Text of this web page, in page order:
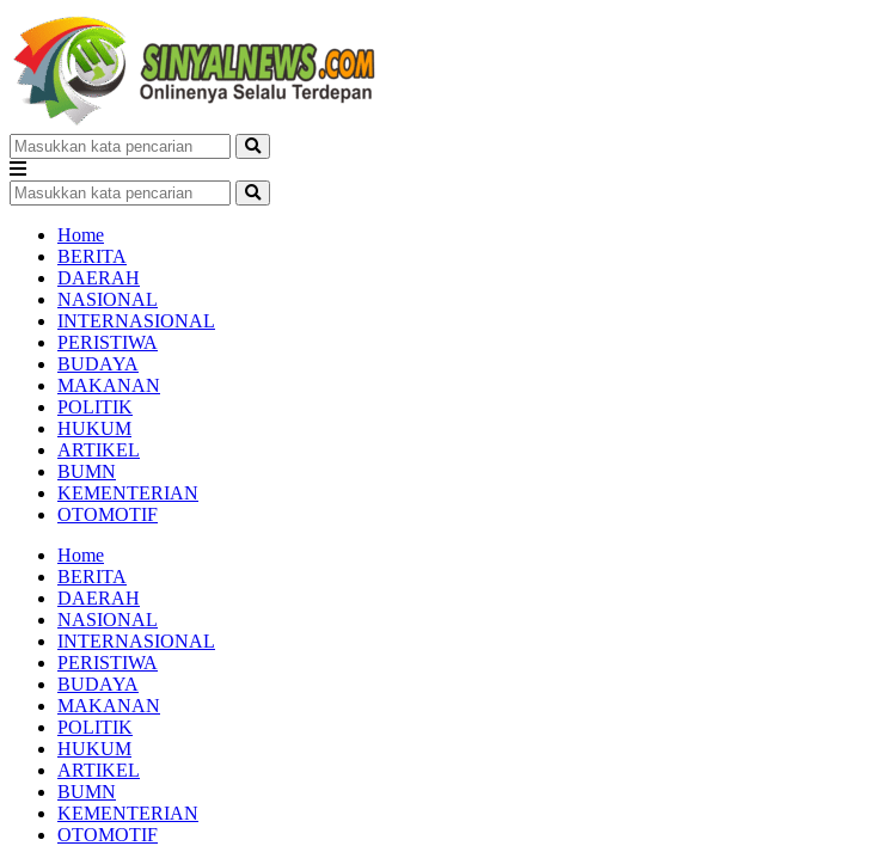
Home
BERITA
DAERAH
NASIONAL
INTERNASIONAL
PERISTIWA
BUDAYA
MAKANAN
POLITIK
HUKUM
ARTIKEL
BUMN
KEMENTERIAN
OTOMOTIF
Home
BERITA
DAERAH
NASIONAL
INTERNASIONAL
PERISTIWA
BUDAYA
MAKANAN
POLITIK
HUKUM
ARTIKEL
BUMN
KEMENTERIAN
OTOMOTIF